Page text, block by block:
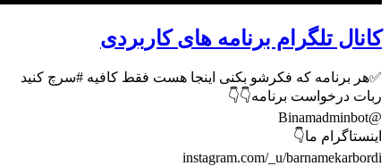
کانال تلگرام برنامه های کاربردی
✅هر برنامه که فکرشو بکنی اینجا هست فقط کافیه #سرچ کنید
ربات درخواست برنامه👇👇
@Binamadminbot
اینستاگرام ما👇
instagram.com/_u/barnamekarbordi